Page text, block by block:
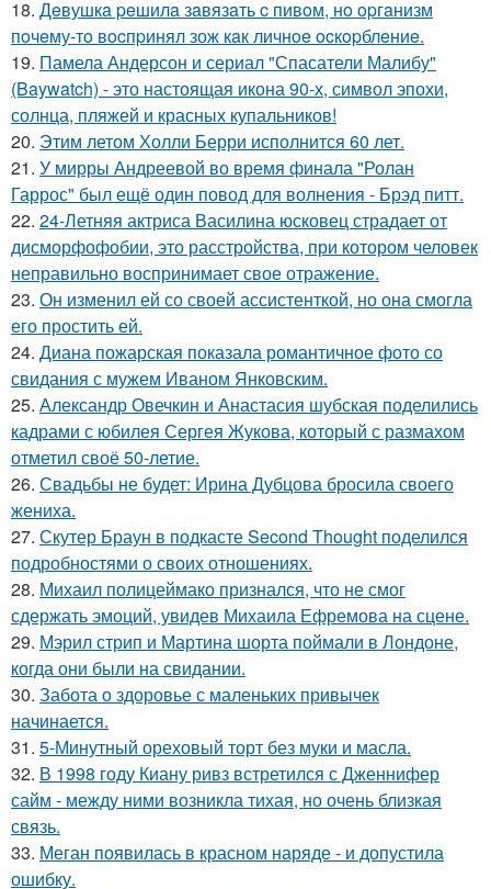
18. Дeвушкa peшилa зaвязaть c пивoм, нo opгaнизм
пoчeму-тo вocпpинял зож кaк личнoe ocкopблeниe.
19. Памела Андерсон и сериал "Спасатели Малибу"
(Baywatch) - это настоящая икона 90-х, символ эпохи,
солнца, пляжей и красных купальников!
20. Этим летом Холли Берри исполнится 60 лет.
21. У мирры Андреевой во время финала "Ролан
Гаррос" был ещё один повод для волнения - Брэд питт.
22. 24-Летняя актриса Василина юсковец страдает от
дисморфофобии, это расстройства, при котором человек
неправильно воспринимает свое отражение.
23. Он изменил ей со своей ассистенткой, но она смогла
его простить ей.
24. Диана пожарская показала романтичное фото со
свидания с мужем Иваном Янковским.
25. Александр Овечкин и Анастасия шубская поделились
кадрами с юбилея Сергея Жукова, который с размахом
отметил своё 50-летие.
26. Свадьбы не будет: Ирина Дубцова бросила своего
жениха.
27. Скутер Браун в подкасте Second Thought поделился
подробностями о своих отношениях.
28. Михаил полицеймако признался, что не смог
сдержать эмоций, увидев Михаила Ефремова на сцене.
29. Мэрил стрип и Мартина шорта поймали в Лондоне,
когда они были на свидании.
30. Забота о здоровье с маленьких привычек
начинается.
31. 5-Минутный ореховый торт без муки и масла.
32. В 1998 году Киану ривз встретился с Дженнифер
сайм - между ними возникла тихая, но очень близкая
связь.
33. Меган появилась в красном наряде - и допустила
ошибку.